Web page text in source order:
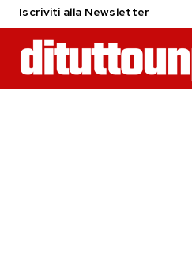
Iscriviti alla Newsletter